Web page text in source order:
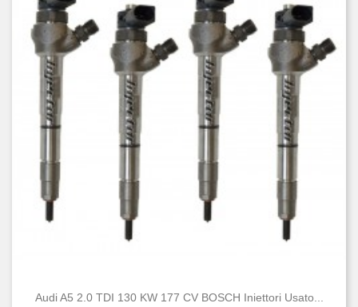
Audi A5 2.0 TDI 130 KW 177 CV BOSCH Iniettori Usato...